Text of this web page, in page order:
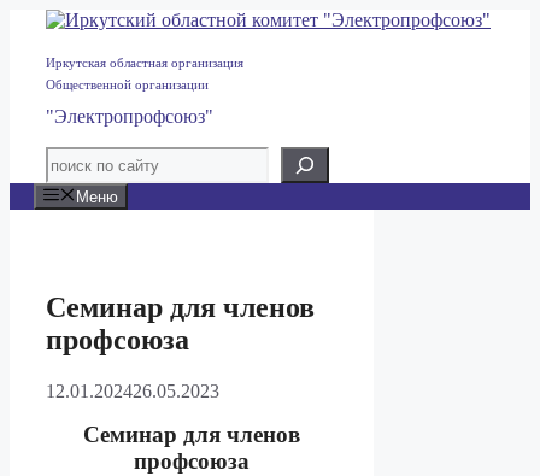
Перейти
содержимому
Иркутская областная организация
Общественной организации
"Электропрофсоюз"
Меню
Семинар для членов
профсоюза
12.01.202426.05.2023
Семинар для членов
профсоюза